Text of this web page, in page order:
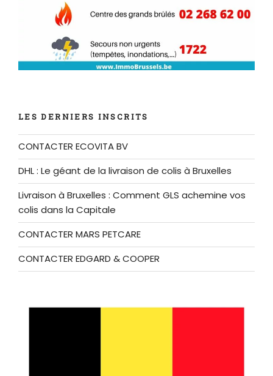
LES DERNIERS INSCRITS
CONTACTER ECOVITA BV
DHL : Le géant de la livraison de colis à Bruxelles
Livraison à Bruxelles : Comment GLS achemine vos
colis dans la Capitale
CONTACTER MARS PETCARE
CONTACTER EDGARD & COOPER